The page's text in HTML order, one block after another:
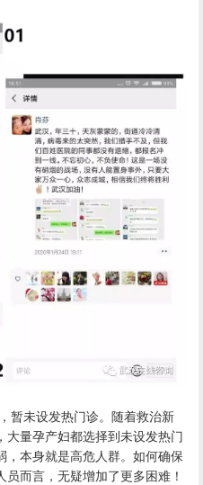
暂未设发热门诊。随着救治新
量孕产妇都选择到未设发热门
本身就是高危人群。如何确保
而言，无疑增加了更多困难！